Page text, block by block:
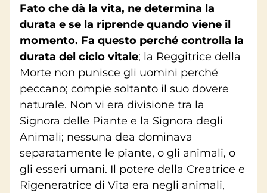
Fato che dà la vita, ne determina la
durata e se la riprende quando viene il
momento. Fa questo perché controlla la
durata del ciclo vitale; la Reggitrice della
Morte non punisce gli uomini perché
peccano; compie soltanto il suo dovere
naturale. Non vi era divisione tra la
Signora delle Piante e la Signora degli
Animali; nessuna dea dominava
separatamente le piante, o gli animali, o
gli esseri umani. Il potere della Creatrice e
Rigeneratrice di Vita era negli animali,